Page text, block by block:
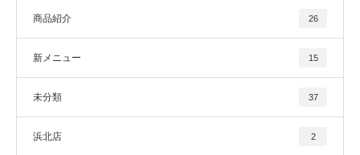
商品紹介 26
新メニュー 15
未分類 37
浜北店 2